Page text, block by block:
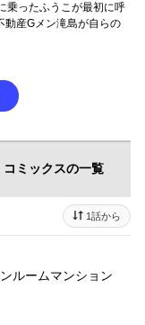
乗ったふうこが最初に呼
産Gメン滝島が自らの
コミックスの一覧
1話から
ルームマンション